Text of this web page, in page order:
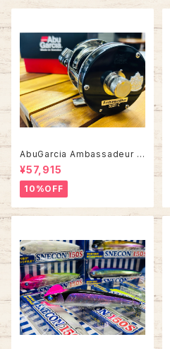
AbuGarcia Ambassadeur 5
500C/5501C FACTORY TU
NED アンバサダー ファクトリー
チューン
¥57,915
10%OFF